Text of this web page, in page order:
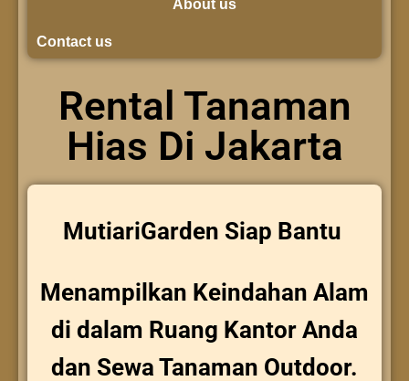
About us
Contact us
Rental Tanaman
Hias Di Jakarta
MutiariGarden Siap Bantu
Menampilkan Keindahan Alam
di dalam Ruang Kantor Anda
dan Sewa Tanaman Outdoor.